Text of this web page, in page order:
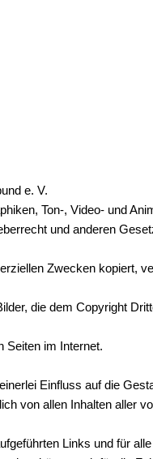
e. V.
Ton-, Video- und
und anderen
Zwecken kopiert,
die dem Copyright
Seiten im Internet.
Einfluss auf die
von allen Inhalten aller
Links und für